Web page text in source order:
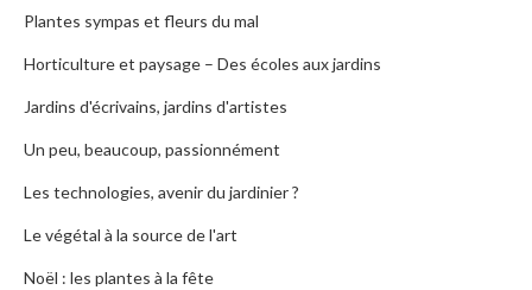
Plantes sympas et fleurs du mal
Horticulture et paysage – Des écoles aux jardins
Jardins d'écrivains, jardins d'artistes
Un peu, beaucoup, passionnément
Les technologies, avenir du jardinier ?
Le végétal à la source de l'art
Noël : les plantes à la fête